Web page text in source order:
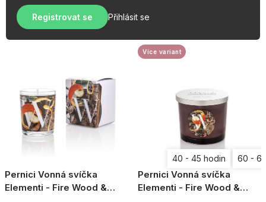
PROMOTIE
Jak nakupovat Contacte
e
Registrovat se Přihlásit se
a
l
u
Pernici Vonná svíčka
Elementi - Fire Wood &
Pernici Vonná svíčka
Elementi - Fire Wood &
Více variant
40 - 45 hodin 60 -